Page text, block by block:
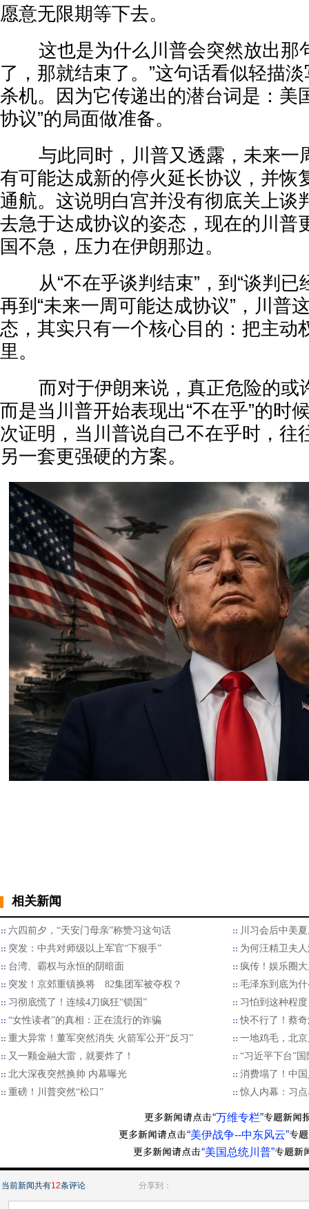
愿意无限期等下去。
这也是为什么川普会突然放出那
了，那就结束了。”这句话看似轻描
杀机。因为它传递出的潜台词是：美
协议”的局面做准备。
与此同时，川普又透露，未来一
有可能达成新的停火延长协议，并恢
通航。这说明白宫并没有彻底关上谈
去急于达成协议的姿态，现在的川普
国不急，压力在伊朗那边。
从“不在乎谈判结束”，到“谈判已
再到“未来一周可能达成协议”，川普
态，其实只有一个核心目的：把主动
里。
而对于伊朗来说，真正危险的或
而是当川普开始表现出“不在乎”的时
次证明，当川普说自己不在乎时，往
另一套更强硬的方案。
相关新闻
六四前夕，“天安门母亲”称赞习这句话
川习会后中美
突发：中共对师级以上军官“下狠手”
为何汪精卫夫
台湾、霸权与永恒的阴暗面
疯传！娱乐圈
突发！京郊重镇换将 82集团军被夺权？
毛泽东到底为
习彻底慌了！连续4刀疯狂“锁国”
习怕到这种程
“女性读者”的真相：正在流行的诈骗
快不行了！蔡
重大异常！董军突然消失 火箭军公开“反习”
一地鸡毛，北
又一颗金融大雷，就要炸了！
“习近平下台”
北大深夜突然换帅 内幕曝光
消费塌了！中
重磅！川普突然“松口”
惊人内幕：习
“万维专栏”
“美伊战争--中东风云”
“美国总统川普”
当前新闻共有12条评论 分享到：